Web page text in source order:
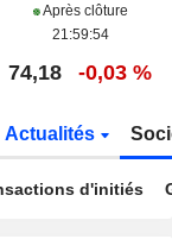
Après clôture
21:59:54
74,18 -0,03 %
Actualités
d'initiés